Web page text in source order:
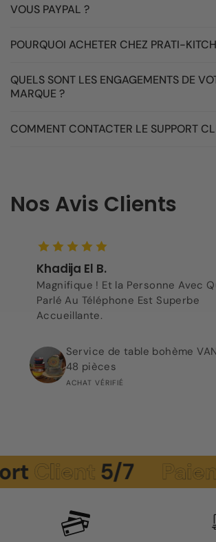
VOUS PAYPAL ?
POURQUOI ACHETER CHEZ PRATI-
QUELS SONT LES ENGAGEMENTS DE
MARQUE ?
COMMENT CONTACTER LE SUPPORT
Nos Avis Clients
Khadija El B.
Magnifique ! Et la Personne Avec
Parlé Au Téléphone Est Superbe
Accueillante.
Service de table bohème
48 pièces
ACHAT VÉRIFIÉ
5/7 Paiement